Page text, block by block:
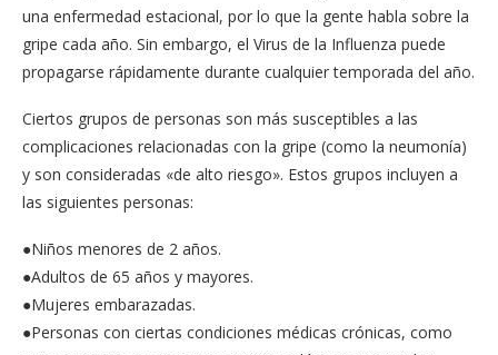
una enfermedad estacional, por lo que la gente habla sobre la
gripe cada año. Sin embargo, el Virus de la Influenza puede
propagarse rápidamente durante cualquier temporada del año.
Ciertos grupos de personas son más susceptibles a las
complicaciones relacionadas con la gripe (como la neumonía)
y son consideradas «de alto riesgo». Estos grupos incluyen a
las siguientes personas:
●Niños menores de 2 años.
●Adultos de 65 años y mayores.
●Mujeres embarazadas.
●Personas con ciertas condiciones médicas crónicas, como